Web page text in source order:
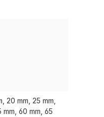
20 mm, 25 mm,
mm, 60 mm, 65